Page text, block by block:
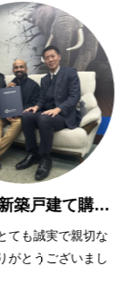
遠方の契約にも
無茶な依頼にも